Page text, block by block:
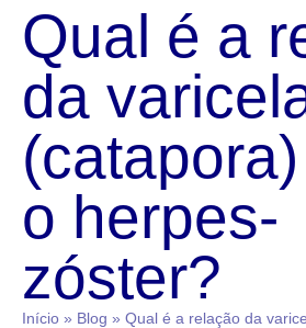
Qual é a
da
o herpes-
zóster?
Início » Blog » Qual é a relação da